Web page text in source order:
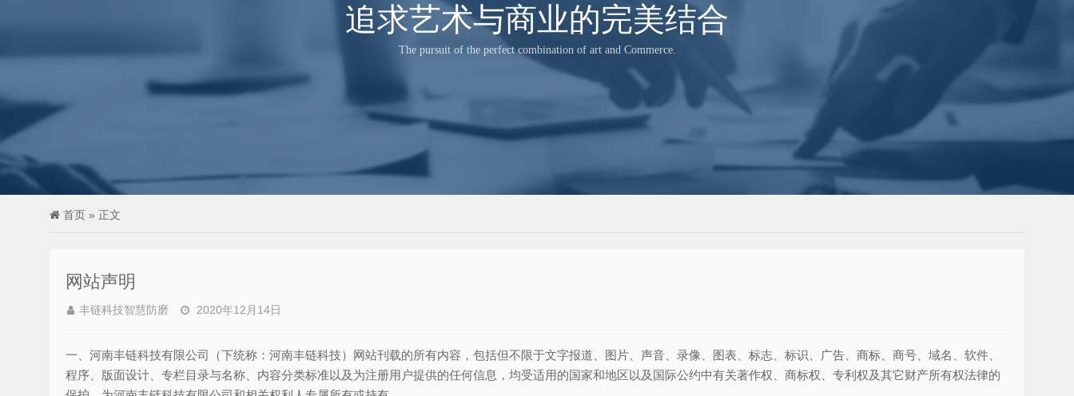
追求艺术与商业的完美结合
The pursuit of the perfect combination of art and Commerce.
首页 » 正文
网站声明
丰链科技智慧防磨 2020年12月14日
一、河南丰链科技有限公司（下统称：河南丰链科技）网站刊载的所有内容，包括但不限于文字报道、图片、声音、录像、图表、标志、标识、广告、商标、商号、域名、软件、
程序、版面设计、专栏目录与名称、内容分类标准以及为注册用户提供的任何信息，均受适用的国家和地区以及国际公约中有关著作权、商标权、专利权及其它财产所有权法律的